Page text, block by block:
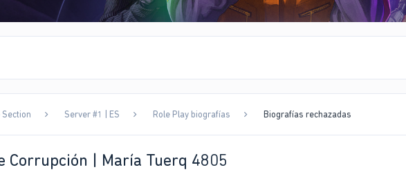
Section Server #1 | ES Role Play biografías Biografías rechazadas
Corrupción | María Tuerq 4805